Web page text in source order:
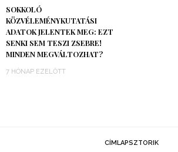
SOKKOLÓ
KÖZVÉLEMÉNYKUTATÁSI
ADATOK JELENTEK MEG: EZT
SENKI SEM TESZI ZSEBRE!
MINDEN MEGVÁLTOZHAT?
7 HÓNAP EZELŐTT
CÍMLAPSZTORIK